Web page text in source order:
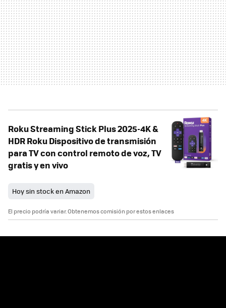
Roku Streaming Stick Plus 2025-4K &
HDR Roku Dispositivo de transmisión
para TV con control remoto de voz, TV
gratis y en vivo
Hoy sin stock en Amazon
El precio podría variar. Obtenemos comisión por estos enlaces